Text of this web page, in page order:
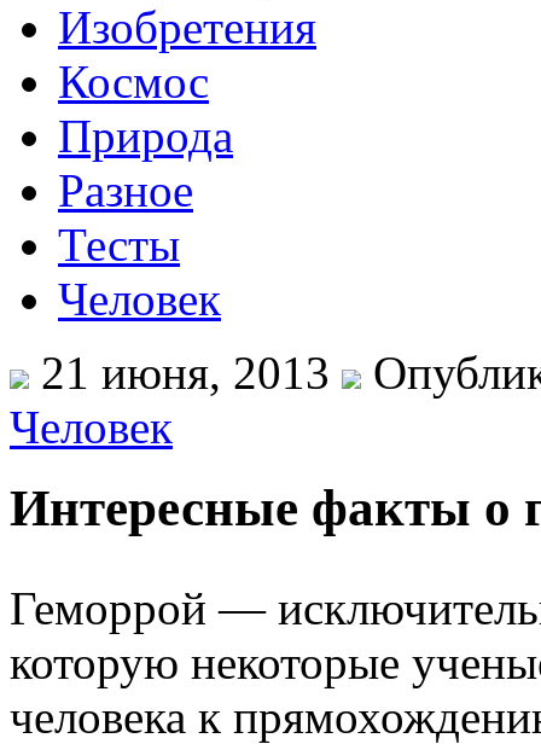
Изобретения
Космос
Природа
Разное
Тесты
Человек
21 июня, 2013
Человек
Интересные факты о
Геморрой —
которую некоторые
человека к